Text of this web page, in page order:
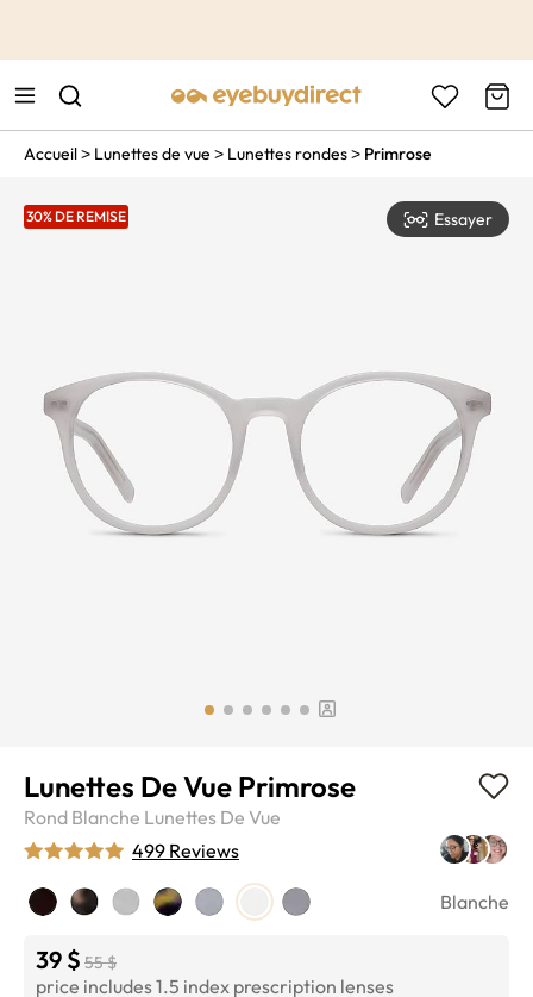
Accueil> Lunettes de vue > Lunettes rondes> Primrose
30% DE REMISE Essayer
Lunettes De Vue Primrose
Rond Blanche Lunettes De Vue
499 Reviews
Blanche
39 $ 55 $
price includes 1.5 index prescription lenses